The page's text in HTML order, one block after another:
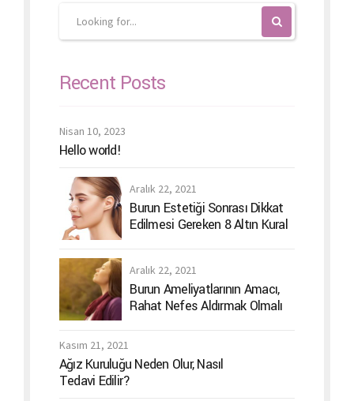
Recent Posts
Nisan 10, 2023
Hello world!
Aralık 22, 2021
Burun Estetiği Sonrası Dikkat
Edilmesi Gereken 8 Altın Kural
Aralık 22, 2021
Burun Ameliyatlarının Amacı,
Rahat Nefes Aldırmak Olmalı
Kasım 21, 2021
Ağız Kuruluğu Neden Olur, Nasıl
Tedavi Edilir?